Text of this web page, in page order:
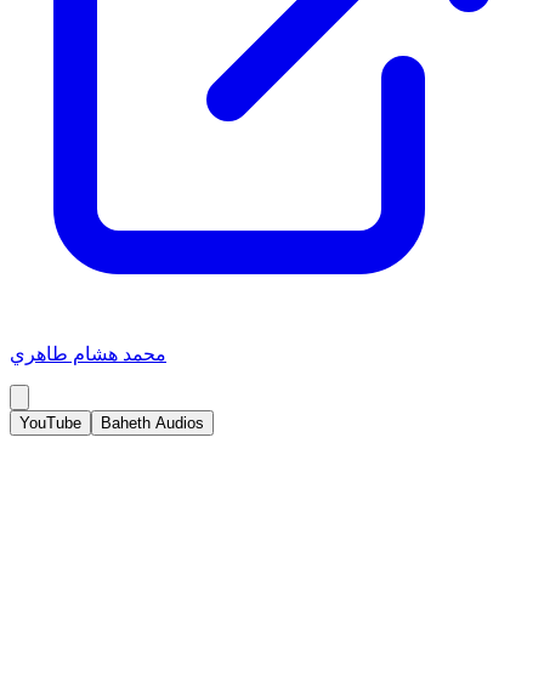
محمد هشام طاهري
YouTube Baheth Audios